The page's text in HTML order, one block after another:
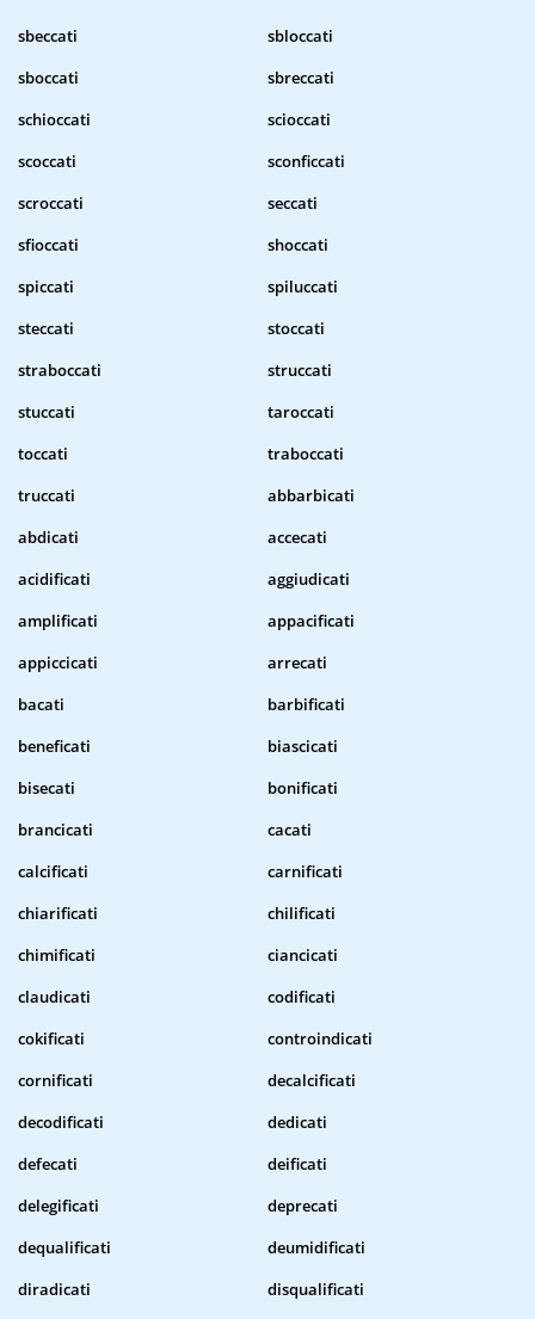
sbeccati
sbloccati
sboccati
sbreccati
schioccati
scioccati
scoccati
sconficcati
scroccati
seccati
sfioccati
shoccati
spiccati
spiluccati
steccati
stoccati
straboccati
struccati
stuccati
taroccati
toccati
traboccati
truccati
abbarbicati
abdicati
accecati
acidificati
aggiudicati
amplificati
appacificati
appiccicati
arrecati
bacati
barbificati
beneficati
biascicati
bisecati
bonificati
brancicati
cacati
calcificati
carnificati
chiarificati
chilificati
chimificati
ciancicati
claudicati
codificati
cokificati
controindicati
cornificati
decalcificati
decodificati
dedicati
defecati
deificati
delegificati
deprecati
dequalificati
deumidificati
diradicati
disqualificati